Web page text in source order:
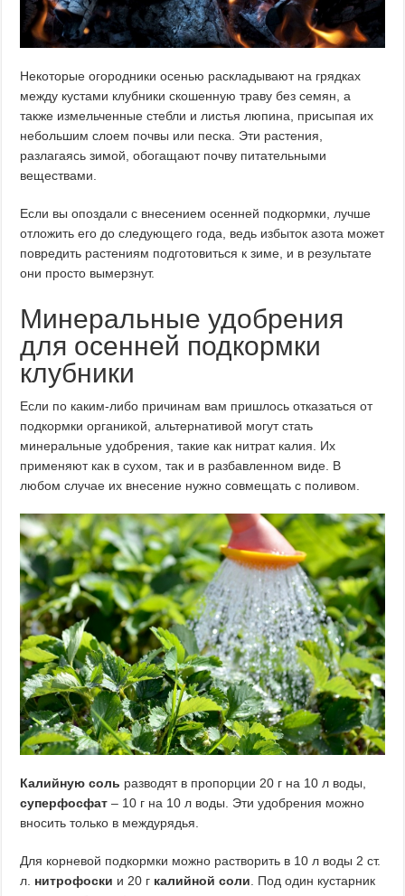
Некоторые огородники осенью раскладывают на грядках
между кустами клубники скошенную траву без семян, а
также измельченные стебли и листья люпина, присыпая их
небольшим слоем почвы или песка. Эти растения,
разлагаясь зимой, обогащают почву питательными
веществами.
Если вы опоздали с внесением осенней подкормки, лучше
отложить его до следующего года, ведь избыток азота может
повредить растениям подготовиться к зиме, и в результате
они просто вымерзнут.
Минеральные удобрения
для осенней подкормки
клубники
Если по каким-либо причинам вам пришлось отказаться от
подкормки органикой, альтернативой могут стать
минеральные удобрения, такие как нитрат калия. Их
применяют как в сухом, так и в разбавленном виде. В
любом случае их внесение нужно совмещать с поливом.
Калийную соль разводят в пропорции 20 г на 10 л воды,
суперфосфат – 10 г на 10 л воды. Эти удобрения можно
вносить только в междурядья.
Для корневой подкормки можно растворить в 10 л воды 2 ст.
л. нитрофоски и 20 г калийной соли . Под один кустарник